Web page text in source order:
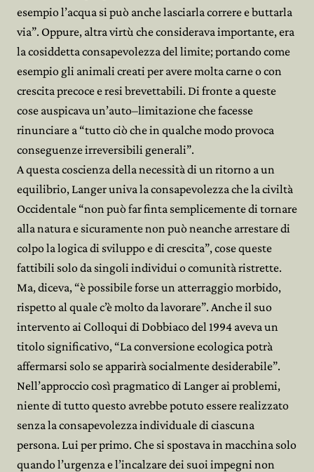
esempio l’acqua si può anche lasciarla correre e buttarla
via”. Oppure, altra virtù che considerava importante, era
la cosiddetta consapevolezza del limite; portando come
esempio gli animali creati per avere molta carne o con
crescita precoce e resi brevettabili. Di fronte a queste
cose auspicava un’auto–limitazione che facesse
rinunciare a “tutto ciò che in qualche modo provoca
conseguenze irreversibili generali”.
A questa coscienza della necessità di un ritorno a un
equilibrio, Langer univa la consapevolezza che la civiltà
Occidentale “non può far finta semplicemente di tornare
alla natura e sicuramente non può neanche arrestare di
colpo la logica di sviluppo e di crescita”, cose queste
fattibili solo da singoli individui o comunità ristrette.
Ma, diceva, “è possibile forse un atterraggio morbido,
rispetto al quale c’è molto da lavorare”. Anche il suo
intervento ai Colloqui di Dobbiaco del 1994 aveva un
titolo significativo, “La conversione ecologica potrà
affermarsi solo se apparirà socialmente desiderabile”.
Nell’approccio così pragmatico di Langer ai problemi,
niente di tutto questo avrebbe potuto essere realizzato
senza la consapevolezza individuale di ciascuna
persona. Lui per primo. Che si spostava in macchina solo
quando l’urgenza e l’incalzare dei suoi impegni non